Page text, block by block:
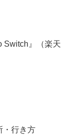
』（楽天
・行き方